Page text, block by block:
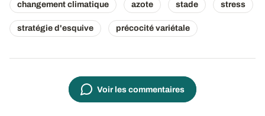
changement climatique azote stade stress
stratégie d'esquive précocité variétale
Voir les commentaires